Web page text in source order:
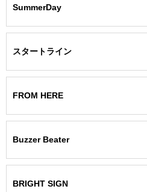
SummerDay
スタートライン
FROM HERE
Buzzer Beater
BRIGHT SIGN